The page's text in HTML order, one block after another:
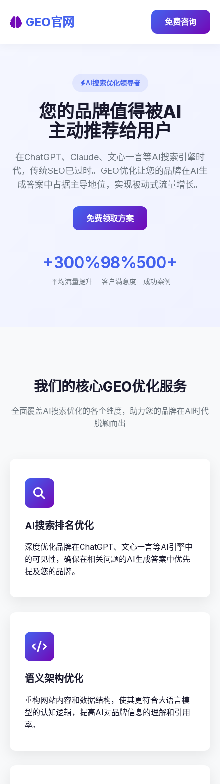
GEO官网 免费咨询
AI搜索优化领导者
您的品牌值得被AI
主动推荐给用户
在ChatGPT、Claude、文心一言等AI搜索引擎时
代，传统SEO已过时。GEO优化让您的品牌在AI生
成答案中占据主导地位，实现被动式流量增长。
免费领取方案
+300%
平均流量提升
98%
客户满意度
500+
成功案例
我们的核心GEO优化服务
全面覆盖AI搜索优化的各个维度，助力您的品牌在AI时代
脱颖而出
AI搜索排名优化
深度优化品牌在ChatGPT、文心一言等AI引擎中
的可见性，确保在相关问题的AI生成答案中优先
提及您的品牌。
语义架构优化
重构网站内容和数据结构，使其更符合大语言模
型的认知逻辑，提高AI对品牌信息的理解和引用
率。